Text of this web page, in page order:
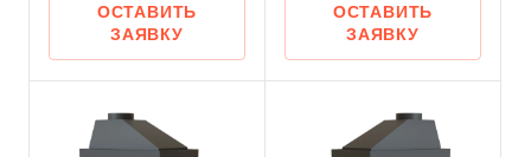
ОСТАВИТЬ
ЗАЯВКУ
ОСТАВИТЬ
ЗАЯВКУ